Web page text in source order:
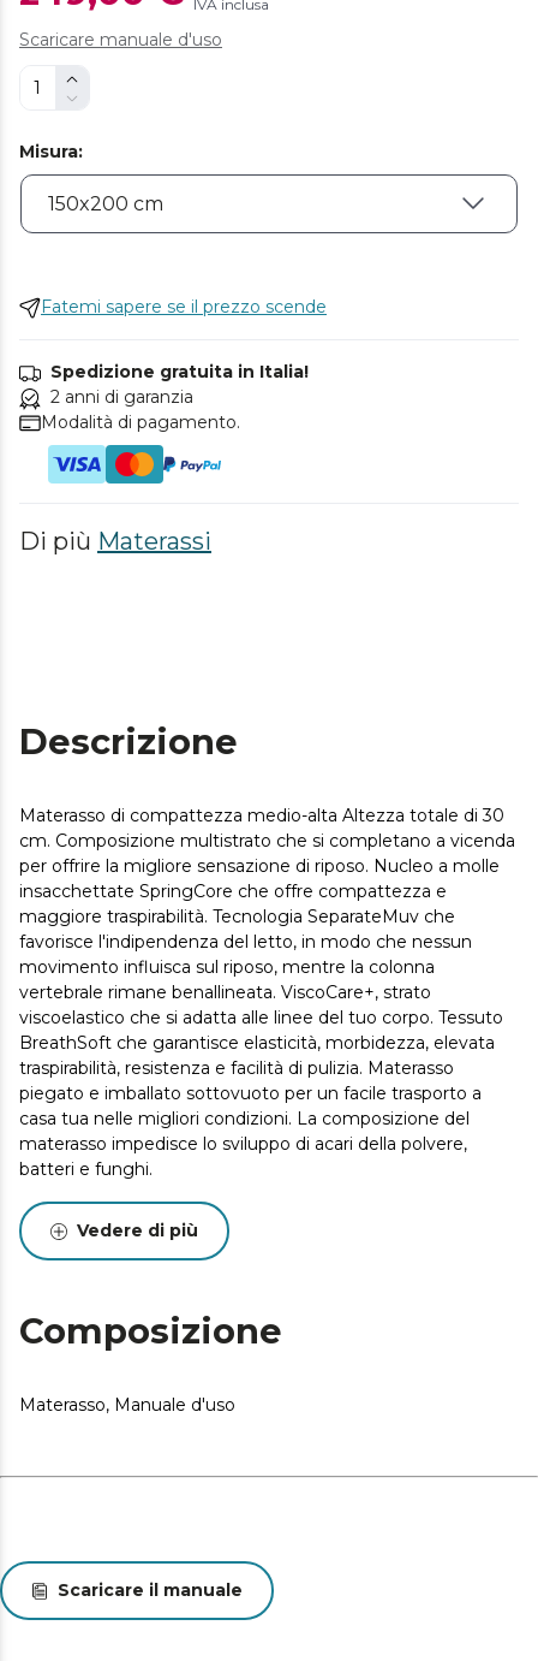
IVA inclusa
Scaricare manuale d'uso
Misura:
Fatemi sapere se il prezzo scende
Spedizione gratuita in Italia!
2 anni di garanzia
Modalità di pagamento.
Di più Materassi
Descrizione
Materasso di compattezza medio-alta Altezza totale di 30
cm. Composizione multistrato che si completano a vicenda
per offrire la migliore sensazione di riposo. Nucleo a molle
insacchettate SpringCore che offre compattezza e
maggiore traspirabilità. Tecnologia SeparateMuv che
favorisce l'indipendenza del letto, in modo che nessun
movimento influisca sul riposo, mentre la colonna
vertebrale rimane benallineata. ViscoCare+, strato
viscoelastico che si adatta alle linee del tuo corpo. Tessuto
BreathSoft che garantisce elasticità, morbidezza, elevata
traspirabilità, resistenza e facilità di pulizia. Materasso
piegato e imballato sottovuoto per un facile trasporto a
casa tua nelle migliori condizioni. La composizione del
materasso impedisce lo sviluppo di acari della polvere,
batteri e funghi.
Vedere di più
Composizione
Materasso, Manuale d'uso
Scaricare il manuale